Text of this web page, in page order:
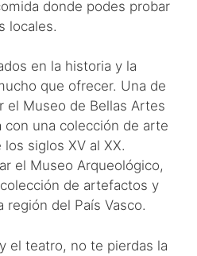
donde podes probar
locales.
en la historia y la
que ofrecer. Una de
el Museo de Bellas Artes
con una colección de arte
siglos XV al XX.
el Museo Arqueológico,
de artefactos y
del País Vasco.
el teatro, no te pierdas la